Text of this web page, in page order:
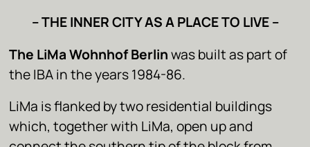
– THE INNER CITY AS A PLACE TO LIVE –
The LiMa Wohnhof Berlinwas built as part of
the IBA in the years 1984-86.
LiMa is flanked by two residential buildings
which, together with LiMa, open up and